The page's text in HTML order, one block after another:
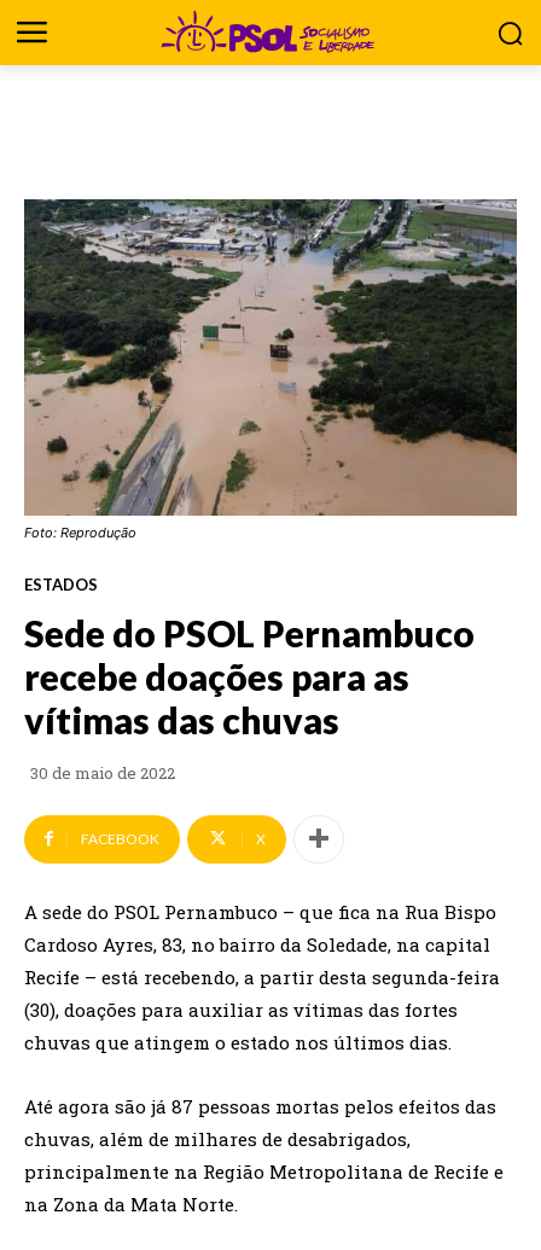
Foto: Reprodução
ESTADOS
Sede do PSOL Pernambuco
recebe doações para as
vítimas das chuvas
30 de maio de 2022
FACEBOOK X
A sede do PSOL Pernambuco – que fica na Rua Bispo
Cardoso Ayres, 83, no bairro da Soledade, na capital
Recife – está recebendo, a partir desta segunda-feira
(30), doações para auxiliar as vítimas das fortes
chuvas que atingem o estado nos últimos dias.
Até agora são já 87 pessoas mortas pelos efeitos das
chuvas, além de milhares de desabrigados,
principalmente na Região Metropolitana de Recife e
na Zona da Mata Norte.